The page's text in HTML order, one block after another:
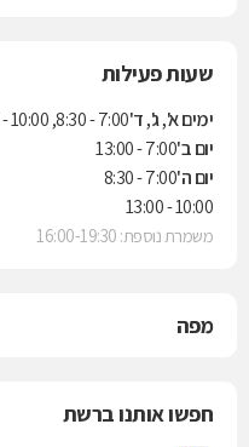
שעות פעילות
ימים א', ג', ד'7:00 - 8:30, 10:00 - 13:00
יום ב'7:00 - 13:00
יום ה'7:00 - 8:30
10:00 - 13:00
משמרת נוספת: 16:00-19:30
מפה
חפשו אותנו ברשת